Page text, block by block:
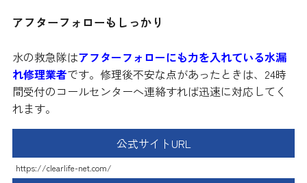
アフターフォローもしっかり
水の救急隊はアフターフォローにも力を入れている水漏
れ修理業者です。修理後不安な点があったときは、24時
間受付のコールセンターへ連絡すれば迅速に対応してく
れます。
公式サイトURL
https://clearlife-net.com/